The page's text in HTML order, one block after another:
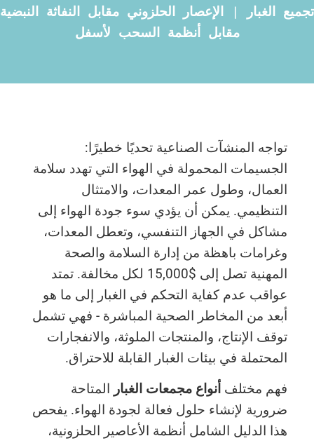
تجميع الغبار | الإعصار الحلزوني مقابل النفاثة النبضية
مقابل أنظمة السحب لأسفل
تواجه المنشآت الصناعية تحديًا خطيرًا:
الجسيمات المحمولة في الهواء التي تهدد سلامة
العمال، وطول عمر المعدات، والامتثال
التنظيمي. يمكن أن يؤدي سوء جودة الهواء إلى
مشاكل في الجهاز التنفسي، وتعطل المعدات،
وغرامات باهظة من إدارة السلامة والصحة
المهنية تصل إلى $15,000 لكل مخالفة. تمتد
عواقب عدم كفاية التحكم في الغبار إلى ما هو
أبعد من المخاطر الصحية المباشرة - فهي تشمل
توقف الإنتاج، والمنتجات الملوثة، والانفجارات
المحتملة في بيئات الغبار القابلة للاحتراق.
فهم مختلف أنواع مجمعات الغبار المتاحة
ضرورية لإنشاء حلول فعالة لجودة الهواء. يفحص
هذا الدليل الشامل أنظمة الأعاصير الحلزونية،